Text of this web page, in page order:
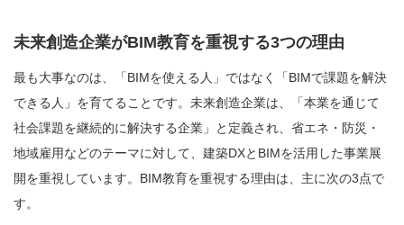
未来創造企業がBIM教育を重視する3つの理由
最も大事なのは、「BIMを使える人」ではなく「BIMで課題を解決
できる人」を育てることです。未来創造企業は、「本業を通じて
社会課題を継続的に解決する企業」と定義され、省エネ・防災・
地域雇用などのテーマに対して、建築DXとBIMを活用した事業展
開を重視しています。BIM教育を重視する理由は、主に次の3点で
す。